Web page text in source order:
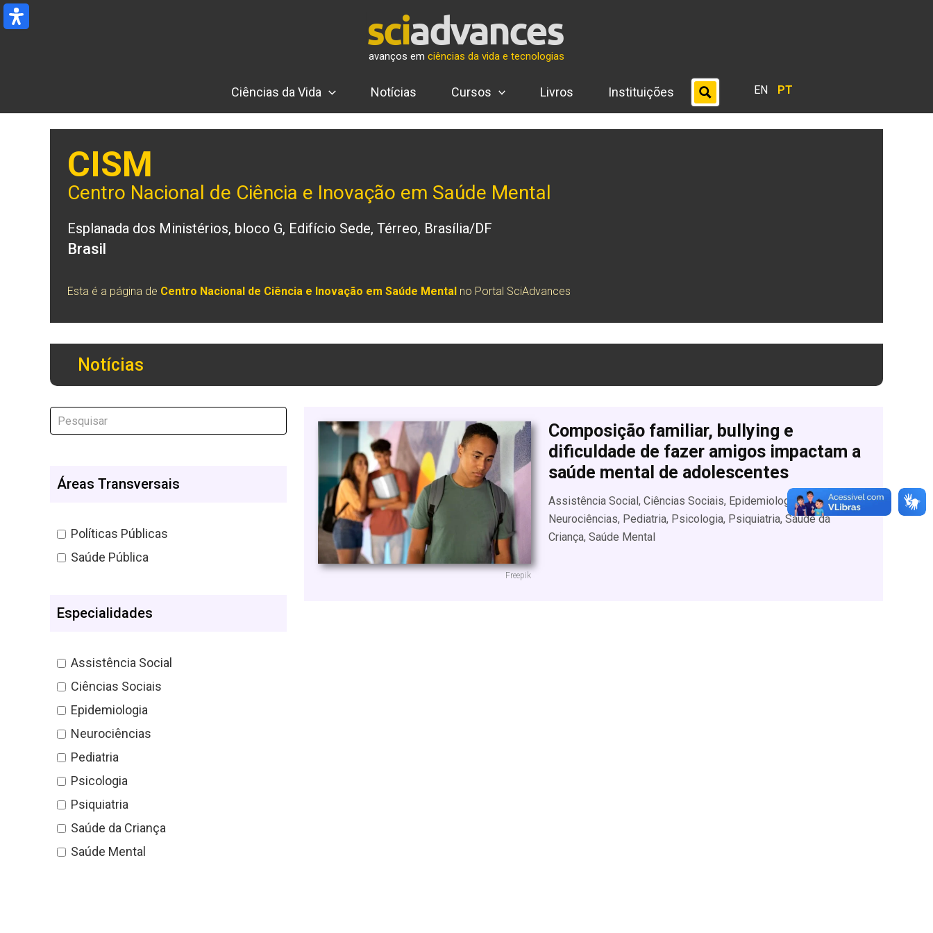
Ir
para
avanços em ciências da vida e tecnologias
Ciências da Vida Notícias Cursos Livros Instituições EN PT
CISM
Centro Nacional de Ciência e Inovação em Saúde Mental
Esplanada dos Ministérios, bloco G, Edifício Sede, Térreo, Brasília/DF
Brasil
Esta é a página de Centro Nacional de Ciência e Inovação em Saúde Mental no Portal SciAdvances
Notícias
Áreas Transversais
Políticas Públicas
Saúde Pública
Especialidades
Assistência Social
Ciências Sociais
Epidemiologia
Neurociências
Pediatria
Psicologia
Psiquiatria
Saúde da Criança
Saúde Mental
Freepik
Composição familiar, bullying e
dificuldade de fazer amigos impactam a
saúde mental de adolescentes
Assistência Social, Ciências Sociais, Epidemiologia,
Neurociências, Pediatria, Psicologia, Psiquiatria, Saúde da
Criança, Saúde Mental